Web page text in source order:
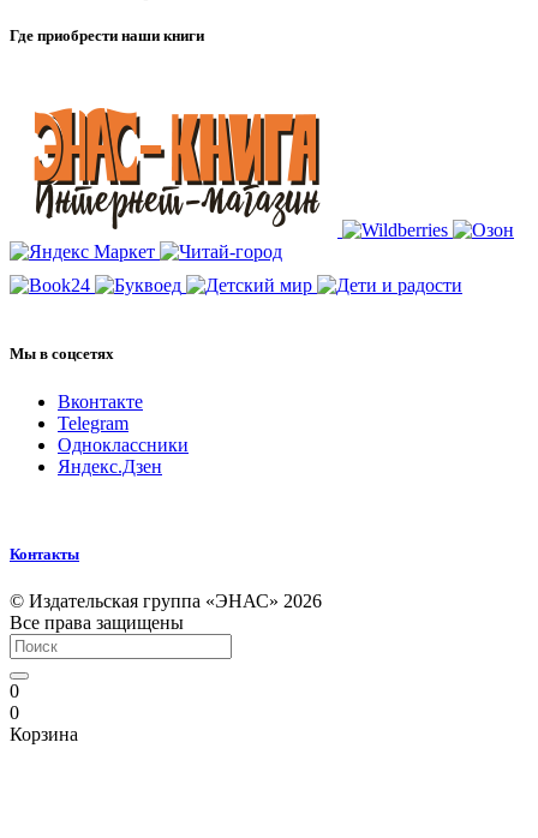
Где приобрести наши книги
Мы в соцсетях
Вконтакте
Telegram
Одноклассники
Яндекс.Дзен
Контакты
© Издательская группа «ЭНАС» 2026
Все права защищены
0
0
Корзина